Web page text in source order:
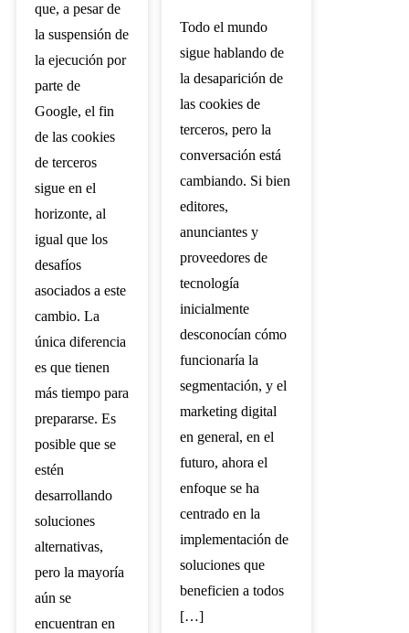
que, a pesar de
la suspensión de
la ejecución por
parte de
Google, el fin
de las cookies
de terceros
sigue en el
horizonte, al
igual que los
desafíos
asociados a este
cambio. La
única diferencia
es que tienen
más tiempo para
prepararse. Es
posible que se
estén
desarrollando
soluciones
alternativas,
pero la mayoría
aún se
encuentran en
Todo el mundo
sigue hablando de
la desaparición de
las cookies de
terceros, pero la
conversación está
cambiando. Si bien
editores,
anunciantes y
proveedores de
tecnología
inicialmente
desconocían cómo
funcionaría la
segmentación, y el
marketing digital
en general, en el
futuro, ahora el
enfoque se ha
centrado en la
implementación de
soluciones que
beneficien a todos
[…]